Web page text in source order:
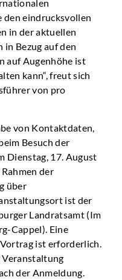
eindrucksvollen
in der aktuellen
in Bezug auf den
auf Augenhöhe ist
kann“, freut sich
von pro
von Kontaktdaten,
Besuch der
Dienstag, 17. August
der
über
ist der
Landratsamt (Im
Cappel). Eine
ist erforderlich.
der Anmeldung.